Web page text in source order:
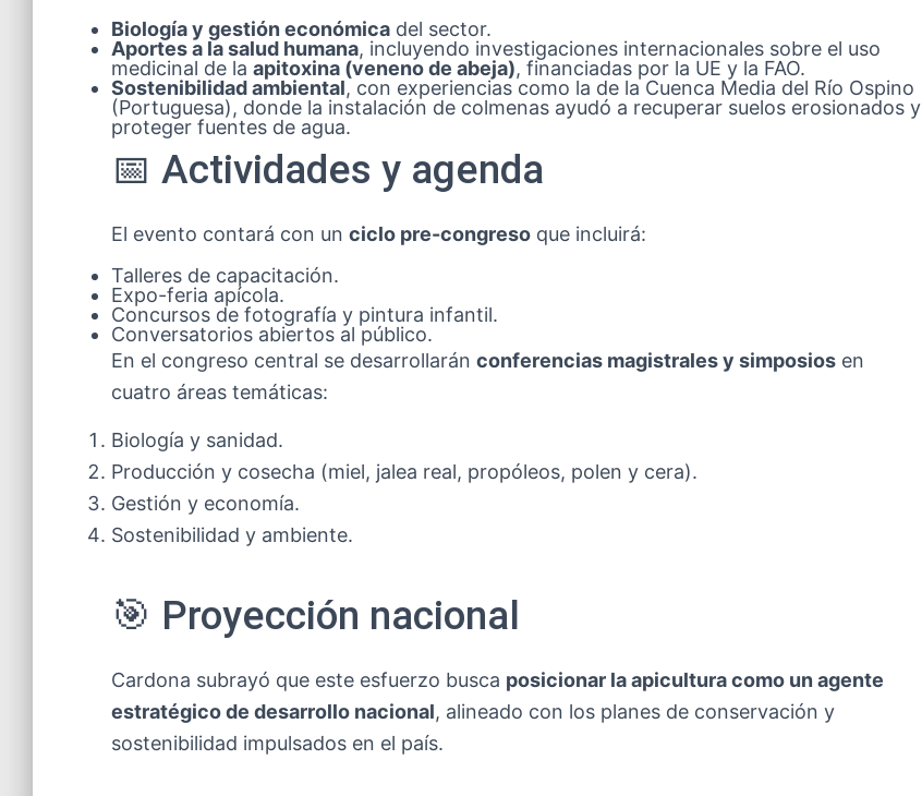
Biología y gestión económica del sector.
Aportes a la salud humana, incluyendo investigaciones internacionales sobre el uso
medicinal de la apitoxina (veneno de abeja), financiadas por la UE y la FAO.
Sostenibilidad ambiental, con experiencias como la de la Cuenca Media del Río Ospino
(Portuguesa), donde la instalación de colmenas ayudó a recuperar suelos erosionados y
proteger fuentes de agua.
📅 Actividades y agenda
El evento contará con un ciclo pre-congreso que incluirá:
Talleres de capacitación.
Expo-feria apícola.
Concursos de fotografía y pintura infantil.
Conversatorios abiertos al público.
En el congreso central se desarrollarán conferencias magistrales y simposios en
cuatro áreas temáticas:
Biología y sanidad.
Producción y cosecha (miel, jalea real, propóleos, polen y cera).
Gestión y economía.
Sostenibilidad y ambiente.
🎯 Proyección nacional
Cardona subrayó que este esfuerzo busca posicionar la apicultura como un agente
estratégico de desarrollo nacional, alineado con los planes de conservación y
sostenibilidad impulsados en el país.